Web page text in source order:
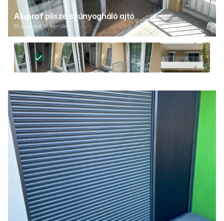
Aluprof pliszé szúnyogháló ajtó
Budapest X. kerület